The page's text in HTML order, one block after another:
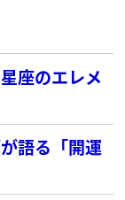
座のエレメ
語る「開運